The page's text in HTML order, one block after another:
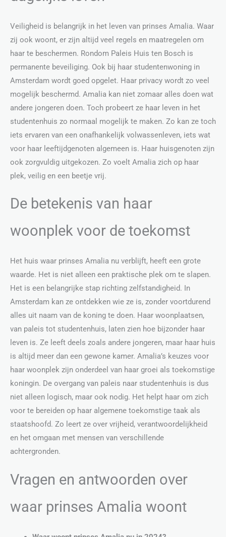
Veiligheid is belangrijk in het leven van prinses Amalia. Waar
zij ook woont, er zijn altijd veel regels en maatregelen om
haar te beschermen. Rondom Paleis Huis ten Bosch is
permanente beveiliging. Ook bij haar studentenwoning in
Amsterdam wordt goed opgelet. Haar privacy wordt zo veel
mogelijk beschermd. Amalia kan niet zomaar alles doen wat
andere jongeren doen. Toch probeert ze haar leven in het
studentenhuis zo normaal mogelijk te maken. Zo kan ze toch
iets ervaren van een onafhankelijk volwassenleven, iets wat
voor haar leeftijdgenoten algemeen is. Haar huisgenoten zijn
ook zorgvuldig uitgekozen. Zo voelt Amalia zich op haar
plek, veilig en een beetje vrij.
De betekenis van haar
woonplek voor de toekomst
Het huis waar prinses Amalia nu verblijft, heeft een grote
waarde. Het is niet alleen een praktische plek om te slapen.
Het is een belangrijke stap richting zelfstandigheid. In
Amsterdam kan ze ontdekken wie ze is, zonder voortdurend
alles uit naam van de koning te doen. Haar woonplaatsen,
van paleis tot studentenhuis, laten zien hoe bijzonder haar
leven is. Ze leeft deels zoals andere jongeren, maar haar huis
is altijd meer dan een gewone kamer. Amalia’s keuzes voor
haar woonplek zijn onderdeel van haar groei als toekomstige
koningin. De overgang van paleis naar studentenhuis is dus
niet alleen logisch, maar ook nodig. Het helpt haar om zich
voor te bereiden op haar algemene toekomstige taak als
staatshoofd. Zo leert ze over vrijheid, verantwoordelijkheid
en het omgaan met mensen van verschillende
achtergronden.
Vragen en antwoorden over
waar prinses Amalia woont